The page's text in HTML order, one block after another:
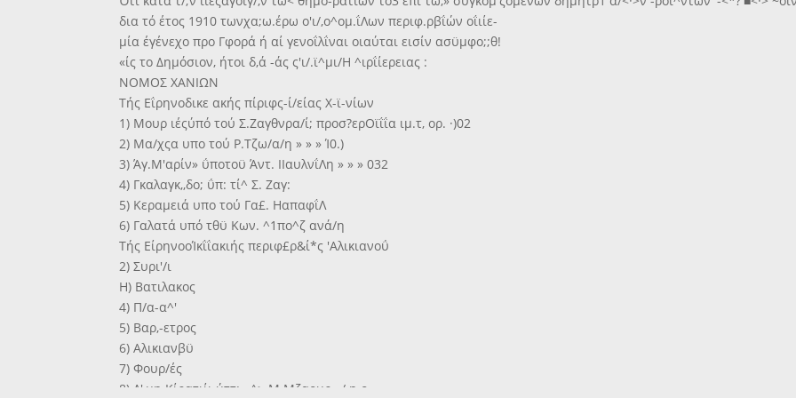
δια τό έτος 1910 τωνχα;ω.έρω ο'ι/,ο^ομ.ΐΛων περιφ.ρβΐών οΐιίε-
μία έγένεχο προ Γφορά ή αί γενοΐλΐναι οιαύται εισίν ασϋμφο;;θ!
«ίς το Δημόσιον, ήτοι δ,ά -άς ς'ι/.ϊ^μι/Η ^ιρΐίερειας :
ΝΟΜΟΣ ΧΑΝΙΩΝ
Τής Εΐρηνοδικε ακής πίριφς-ί/είας Χ-ϊ-νίων
1) Μουρ ιέςύπό τού Σ.Ζαγθνρα/ί; προσ?ερΟϊΐΐα ιμ.τ, ορ. ·)02
2) Μα/χςα υπο τού Ρ.Τζω/α/η » » » Ί0.)
3) Άγ.Μ'αρίν» ΰποτοϋ Άντ. ΙΙαυλνΐΛη » » » 032
4) Γκαλαγκ,,δο; ΰπ: τί^ Σ. Ζαγ:
5) Κεραμειά υπο τού Γα£. ΗαπαφΐΛ
6) Γαλατά υπό τθϋ Κων. ^1πο^ζ ανά/η
Τής ΕίρηνοοΊκΐΐακιής περιφ£ρ&ί*ς 'Αλικιανοΰ
2) Συρι'/ι
Η) Βατιλακος
4) Π/α-α^'
5) Βαρ,-ετρος
6) Αλικιανβϋ
7) Φουρ/ές
8) Λ',μη Κίρατιίι ύττ: -,^> Μ.Μζαουρ»·/.η ο